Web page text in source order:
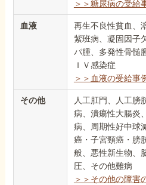
＞＞糖尿病の受給
血液
再生不良性貧血、
紫班病、凝固因子
パ腫、多発性骨髄
ＩＶ感染症
＞＞血液の受給事
その他
人工肛門、人工膀
病、潰瘍性大腸炎
病、周期性好中球
癌・子宮頸癌・膀
般、悪性新生物、
圧、その他難病
＞＞その他の障害